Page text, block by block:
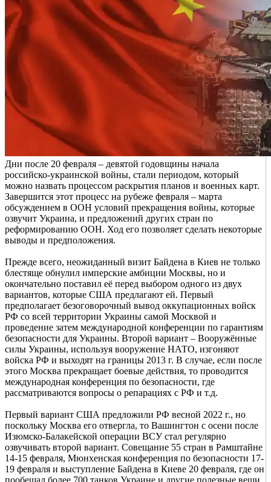
Дни после 20 февраля – девятой годовщины начала
российско-украинской войны, стали периодом, который
можно назвать процессом раскрытия планов и военных карт.
Завершится этот процесс на рубеже февраля – марта
обсуждением в ООН условий прекращения войны, которые
озвучит Украина, и предложений других стран по
реформированию ООН. Ход его позволяет сделать некоторые
выводы и предположения.
Прежде всего, неожиданный визит Байдена в Киев не только
блестяще обнулил имперские амбиции Москвы, но и
окончательно поставил её перед выбором одного из двух
вариантов, которые США предлагают ей. Первый
предполагает безоговорочный вывод оккупационных войск
РФ со всей территории Украины самой Москвой и
проведение затем международной конференции по гарантиям
безопасности для Украины. Второй вариант – Вооружённые
силы Украины, используя вооружение НАТО, изгоняют
войска РФ и выходят на границы 2013 г. В случае, если после
этого Москва прекращает боевые действия, то проводится
международная конференция по безопасности, где
рассматриваются вопросы о репарациях с РФ и т.д.
Первый вариант США предложили РФ весной 2022 г., но
поскольку Москва его отвергла, то Вашингтон с осени после
Изюмско-Балакейской операции ВСУ стал регулярно
озвучивать второй вариант. Совещание 55 стран в Рамштайне
14-15 февраля, Мюнхенская конференция по безопасности 17-
19 февраля и выступление Байдена в Киеве 20 февраля, где он
пообещал более 700 танков Украине и другие полезные вещи,